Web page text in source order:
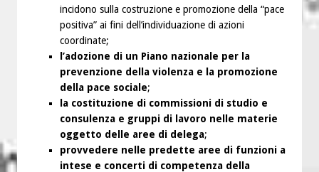
incidono sulla costruzione e promozione della “pace
positiva” ai fini dell’individuazione di azioni
coordinate;
l’adozione di un Piano nazionale per la
prevenzione della violenza e la promozione
della pace sociale;
la costituzione di commissioni di studio e
consulenza e gruppi di lavoro nelle materie
oggetto delle aree di delega;
provvedere nelle predette aree di funzioni a
intese e concerti di competenza della